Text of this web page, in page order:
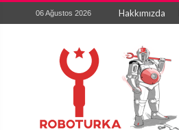
06 Ağustos 2026 Hakkımızda